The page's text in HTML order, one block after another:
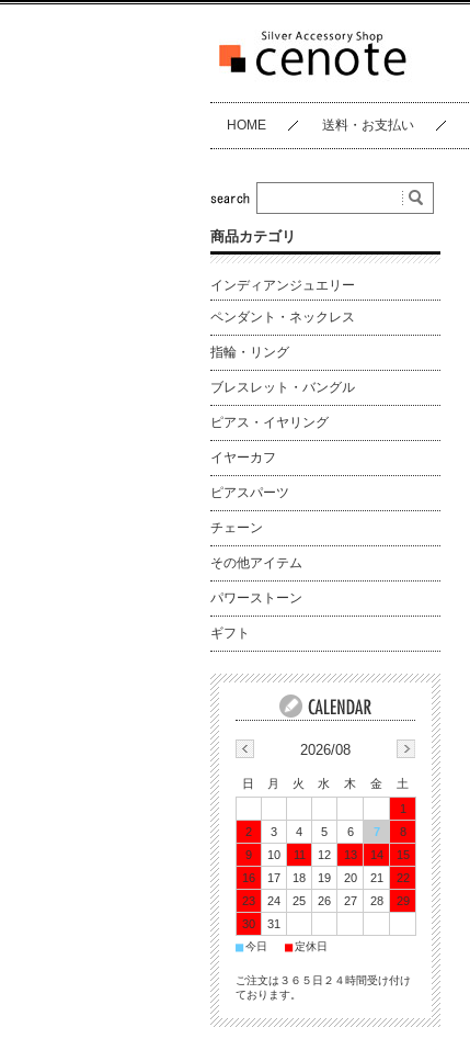
HOME 送料・お支払い
商品カテゴリ
インディアンジュエリー
ペンダント・ネックレス
指輪・リング
ブレスレット・バングル
ピアス・イヤリング
イヤーカフ
ピアスパーツ
チェーン
その他アイテム
パワーストーン
ギフト
2026/08
日 月 火 水 木 金
土
1
2
3 4 5 6 7
8
9
10 11 12 13 14
15
16
17 18 19 20 21
22
23
24 25 26 27 28
29
30
31
■今日 ■定休日
ご注文は３６５日２４時間受け付け
ております。